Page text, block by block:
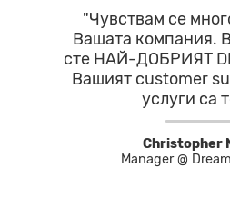
"Чувствам се
Вашата компания.
сте НАЙ-ДОБРИЯТ
Вашият customer
услуги са
Christopher
Manager @